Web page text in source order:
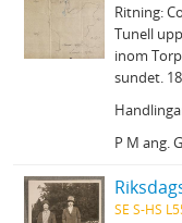
Ritning:
Tunell
inom
sundet.
P M ang.
SE S-HS